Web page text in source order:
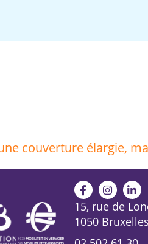
couverture élargie,
15, rue de
1050 Bruxelles